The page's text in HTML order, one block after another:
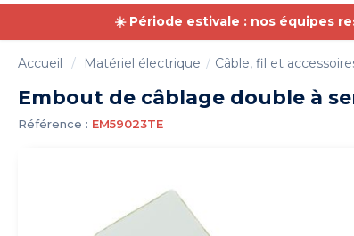
☀️ Période estivale : nos équipes
Accueil Matériel électrique Câble, fil et
Embout de câblage double à
Référence : EM59023TE